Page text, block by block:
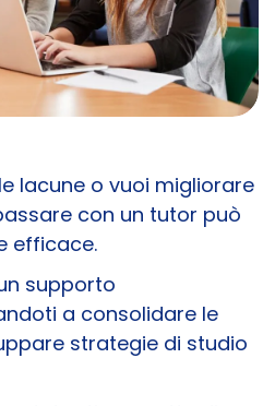
lacune o vuoi migliorare
con un tutor può
efficace.
supporto
a consolidare le
strategie di studio